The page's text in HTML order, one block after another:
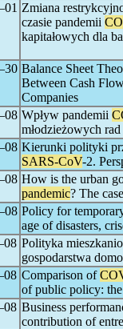
Zmiana
czasie pandemii
kapitałowych dla
Balance Sheet
Between Cash
Companies
Wpływ pandemii
młodzieżowych
Kierunki polityki
SARS-CoV-2.
How is the urban
pandemic? The
Policy for
age of disasters,
Polityka
gospodarstwa
Comparison of
of public policy:
Business
contribution of